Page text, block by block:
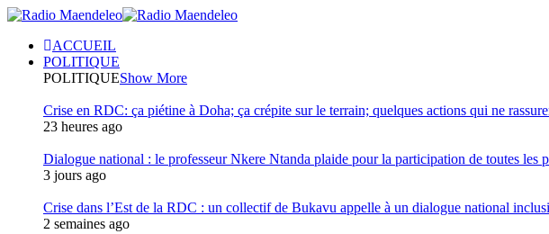
ACCUEIL
POLITIQUE
POLITIQUEShow More
Crise en RDC: ça piétine à Doha; ça crépite sur le terrain; quelques actions qui ne
23 heures ago
Dialogue national : le professeur Nkere Ntanda plaide pour la participation de toutes les
3 jours ago
Crise dans l’Est de la RDC : un collectif de Bukavu appelle à un dialogue national
2 semaines ago